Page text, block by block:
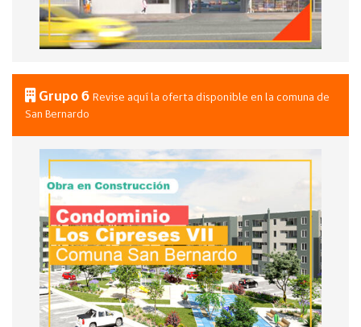
Grupo 6 Revise aquí la oferta disponible en la comuna de
San Bernardo